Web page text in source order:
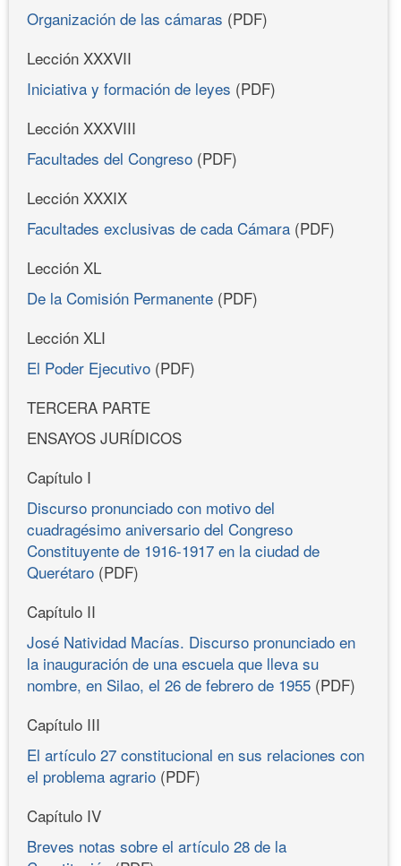
Organización de las cámaras (PDF)
Lección XXXVII
Iniciativa y formación de leyes (PDF)
Lección XXXVIII
Facultades del Congreso (PDF)
Lección XXXIX
Facultades exclusivas de cada Cámara (PDF)
Lección XL
De la Comisión Permanente (PDF)
Lección XLI
El Poder Ejecutivo (PDF)
TERCERA PARTE
ENSAYOS JURÍDICOS
Capítulo I
Discurso pronunciado con motivo del
cuadragésimo aniversario del Congreso
Constituyente de 1916-1917 en la ciudad de
Querétaro (PDF)
Capítulo II
José Natividad Macías. Discurso pronunciado en
la inauguración de una escuela que lleva su
nombre, en Silao, el 26 de febrero de 1955 (PDF)
Capítulo III
El artículo 27 constitucional en sus relaciones con
el problema agrario (PDF)
Capítulo IV
Breves notas sobre el artículo 28 de la